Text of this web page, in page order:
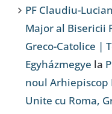
PF Claudiu-
Major al Bisericii
Greco-Catolice |
Egyházmegye la
noul Arhiepiscop
Unite cu Roma,